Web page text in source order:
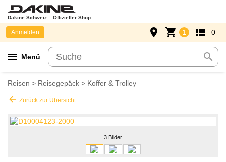
Dakine Schweiz – Offizieller Shop
menu Menü search
Anmelden place shopping_cart 1 view_list 0
Reisen > Reisegepäck > Koffer & Trolley
arrow_back Zurück zur Übersicht
3 Bilder